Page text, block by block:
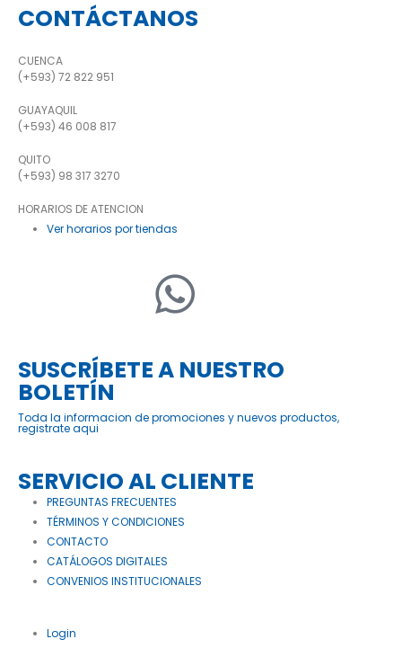
CONTÁCTANOS
CUENCA
(+593) 72 822 951
GUAYAQUIL
(+593) 46 008 817
QUITO
(+593) 98 317 3270
HORARIOS DE ATENCION
Ver horarios por tiendas
SUSCRÍBETE A NUESTRO
BOLETÍN
Toda la informacion de promociones y nuevos productos,
registrate aqui
SERVICIO AL CLIENTE
PREGUNTAS FRECUENTES
TÉRMINOS Y CONDICIONES
CONTACTO
CATÁLOGOS DIGITALES
CONVENIOS INSTITUCIONALES
Login